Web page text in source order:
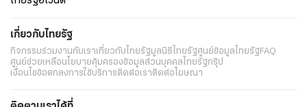
เกี่ยวกับไทยรัฐ
กิจกรรมร่วมงานกับเราเกี่ยวกับไทยรัฐมูลนิธิไทยรัฐศูนย์ข้อมูลไทยรัฐFAQ
ศูนย์ช่วยเหลือนโยบายคุ้มครองข้อมูลส่วนบุคคลไทยรัฐกรุ๊ป
เงื่อนไขข้อตกลงการใช้บริการติดต่อเราติดต่อโฆษณา